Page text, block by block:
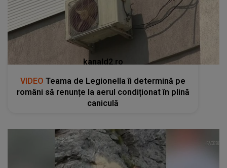
kanald2.ro
VIDEO Teama de Legionella îi determină pe
români să renunțe la aerul condiționat în plină
caniculă